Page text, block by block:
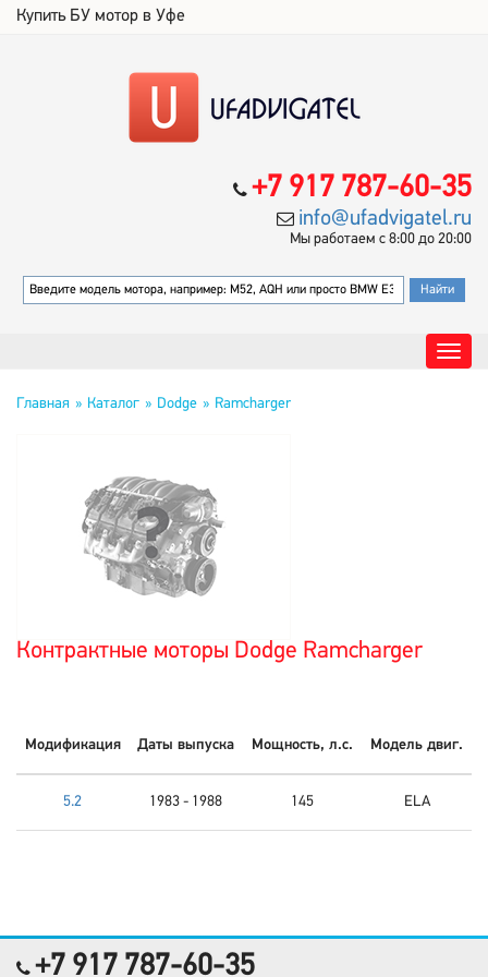
Купить БУ мотор в Уфе
+7 917 787-60-35
info@ufadvigatel.ru
Мы работаем с 8:00 до 20:00
Главная Каталог Dodge Ramcharger
Контрактные моторы Dodge Ramcharger
Модификация Даты выпуска Мощность, л.с. Модель двиг.
5.2 1983 - 1988 145 ELA
+7 917 787-60-35